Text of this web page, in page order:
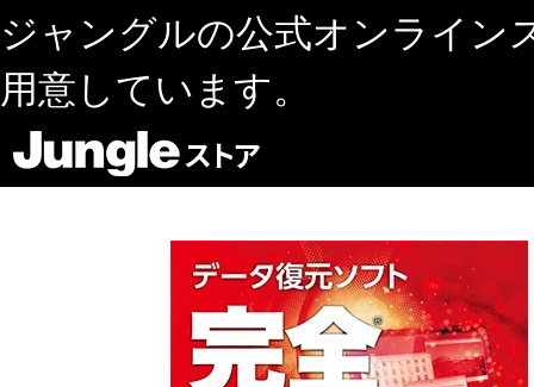
ジャングルの公式オンライン
用意しています。